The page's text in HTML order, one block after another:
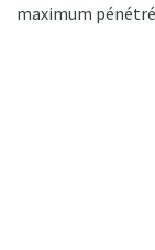
maximum